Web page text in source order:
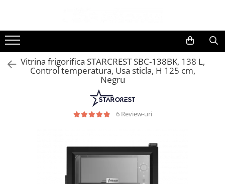
Toate Produsele
Black Friday
Electrocasnice Mari
Frigidere cu doua usi
Frigidere cu o usa
Vitrina frigorifica STARCREST SBC-138BK, 138 L,
Control temperatura, Usa sticla, H 125 cm,
Negru
6 Review-uri